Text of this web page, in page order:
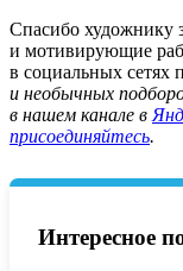
Спасибо художнику
и мотивирующие
в социальных сетях
и необычных
в нашем канале в
присоединяйтесь.
Интересное